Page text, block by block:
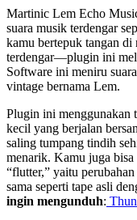
Martinic Lem Echo
suara musik terdengar
kamu bertepuk tangan di
terdengar—plugin ini
Software ini meniru
vintage bernama Lem.
Plugin ini menggunakan
kecil yang berjalan
saling tumpang tindih
menarik. Kamu juga
“flutter,” yaitu
sama seperti tape asli
ingin mengunduh: